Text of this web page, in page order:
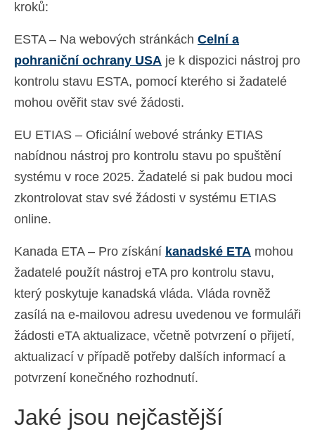
kroků:
ESTA – Na webových stránkách Celní a
pohraniční ochrany USA je k dispozici nástroj pro
kontrolu stavu ESTA, pomocí kterého si žadatelé
mohou ověřit stav své žádosti.
EU ETIAS – Oficiální webové stránky ETIAS
nabídnou nástroj pro kontrolu stavu po spuštění
systému v roce 2025. Žadatelé si pak budou moci
zkontrolovat stav své žádosti v systému ETIAS
online.
Kanada ETA – Pro získání kanadské ETA mohou
žadatelé použít nástroj eTA pro kontrolu stavu,
který poskytuje kanadská vláda. Vláda rovněž
zasílá na e-mailovou adresu uvedenou ve formuláři
žádosti eTA aktualizace, včetně potvrzení o přijetí,
aktualizací v případě potřeby dalších informací a
potvrzení konečného rozhodnutí.
Jaké jsou nejčastější